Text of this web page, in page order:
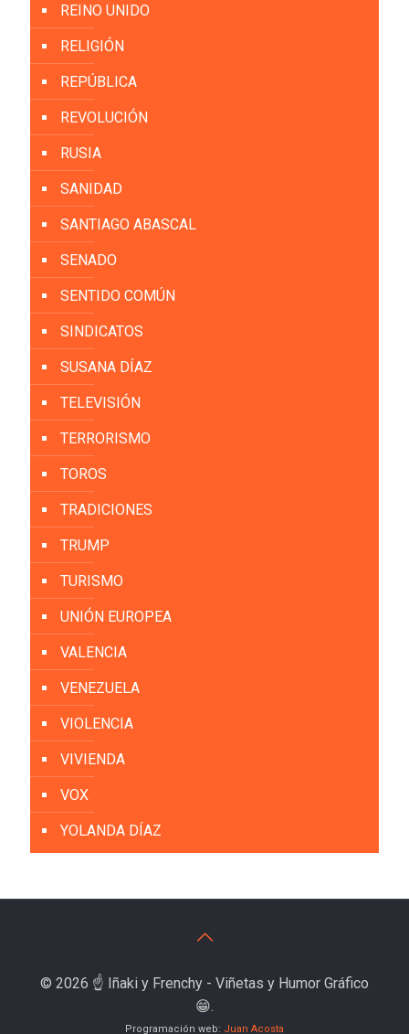
REINO UNIDO
RELIGIÓN
REPÚBLICA
REVOLUCIÓN
RUSIA
SANIDAD
SANTIAGO ABASCAL
SENADO
SENTIDO COMÚN
SINDICATOS
SUSANA DÍAZ
TELEVISIÓN
TERRORISMO
TOROS
TRADICIONES
TRUMP
TURISMO
UNIÓN EUROPEA
VALENCIA
VENEZUELA
VIOLENCIA
VIVIENDA
VOX
YOLANDA DÍAZ
© 2026 ☝️ Iñaki y Frenchy - Viñetas y Humor Gráfico
😁.
Programación web: Juan Acosta